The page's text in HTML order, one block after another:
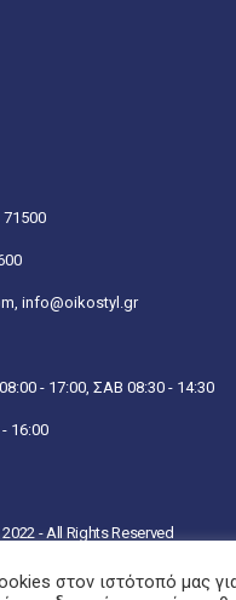
71500
info@oikostyl.gr
- 17:00, ΣΑΒ 08:30 - 14:30
16:00
2022 - All Rights Reserved
στον ιστότοπό μας